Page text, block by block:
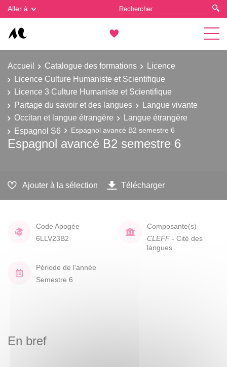
Aller à
Accueil Catalogue des formations
Licence
Licence Culture Humaniste et Scientifique
Licence 3 Culture Humaniste et Scientifique
Partage du savoir et des langues
Langue vivante
Occitan et langue étrangère
Langue étrangère
Espagnol S6
Espagnol avancé B2 semestre 6
Espagnol avancé B2 semestre 6
Ajouter à la sélection Télécharger
Code Apogée
6LLV23B2
Composante(s)
CLEFF - Cité des
langues
Période de l'année
Semestre 6
En bref
Gestion des cookies